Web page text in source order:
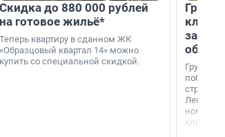
Скидка до 880 000 рублей
на готовое жильё*
Теперь квартиру в сданном ЖК
«Образцовый квартал 14» можно
купить со специальной скидкой.
Группа